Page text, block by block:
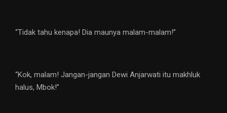
“Tidak tahu kenapa! Dia maunya malam-malam!”
“Kok, malam! Jangan-jangan Dewi Anjarwati itu makhluk
halus, Mbok!”